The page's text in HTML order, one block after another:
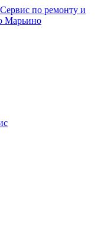
Сервис по ремонту и
Марьино